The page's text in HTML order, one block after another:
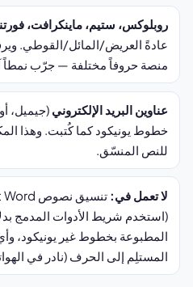
روبلوكس، ستيم، ماينكرافت،
عادةً العريض/المائل/القوطي.
منصة حروفاً مختلفة — جرّب نمطاً
عناوين البريد الإلكتروني
خطوط يونيكود كما كُتبت. وهذا
للنص المنسّق.
لا تعمل في:
(استخدم شريط الأدوات المدمج
المطبوعة بخطوط غير يونيكود،
المستلِم إلى الحرف (نادر في الهواتف